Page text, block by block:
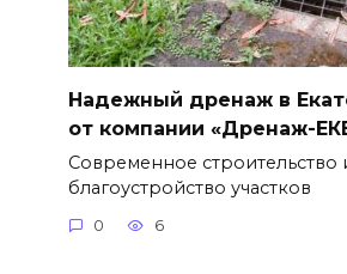
Надежный дренаж в
от компании «Дренаж-
Современное строительство
благоустройство участков
0 6